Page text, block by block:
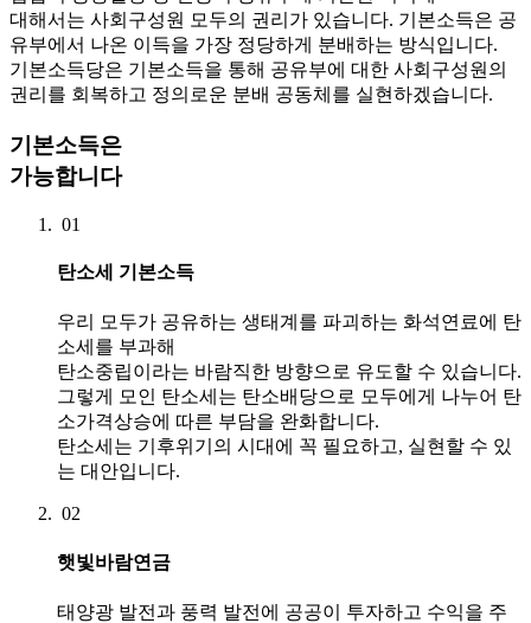
대해서는 사회구성원 모두의 권리가 있습니다. 기본소득은 공
유부에서 나온 이득을 가장 정당하게 분배하는 방식입니다.
기본소득당은 기본소득을 통해 공유부에 대한 사회구성원의
권리를 회복하고 정의로운 분배 공동체를 실현하겠습니다.
기본소득은
가능합니다
01
탄소세 기본소득
우리 모두가 공유하는 생태계를 파괴하는 화석연료에 탄
소세를 부과해
탄소중립이라는 바람직한 방향으로 유도할 수 있습니다.
그렇게 모인 탄소세는 탄소배당으로 모두에게 나누어 탄
소가격상승에 따른 부담을 완화합니다.
탄소세는 기후위기의 시대에 꼭 필요하고, 실현할 수 있
는 대안입니다.
02
햇빛바람연금
태양광 발전과 풍력 발전에 공공이 투자하고 수익을 주